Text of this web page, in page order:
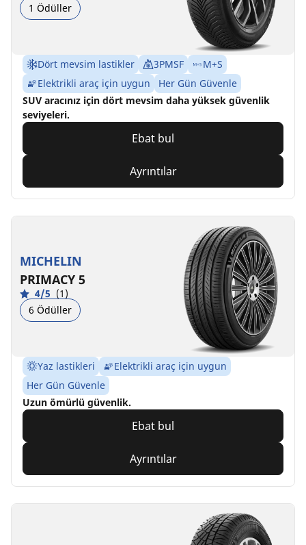
1 Ödüller
Dört mevsim lastikler 3PMSF
M+S
Elektrikli araç için uygun
Her Gün Güvenle
SUV aracınız için dört mevsim daha yüksek güvenlik
seviyeleri.
Ebat bul
Ayrıntılar
MICHELIN
PRIMACY 5
4/5 (1)
6 Ödüller
Yaz lastikleri
Elektrikli araç için uygun
Her Gün Güvenle
Uzun ömürlü güvenlik.
Ebat bul
Ayrıntılar